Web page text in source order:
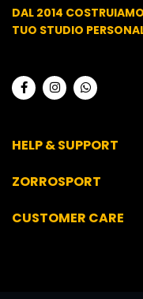
DAL 2014
TUO STUDIO
HELP & SUPPORT
ZORROSPORT
CUSTOMER CARE